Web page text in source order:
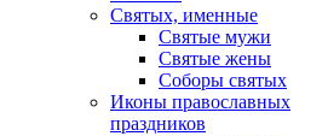
Святых, именные
Святые мужи
Святые жены
Соборы святых
Иконы православных
праздников